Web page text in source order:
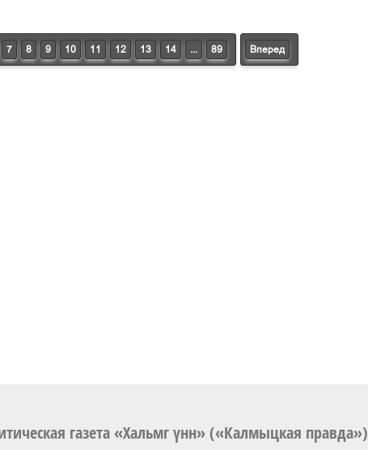
7 8 9 10 11 12 13 14 ... 89 Вперед
газета «Хальмг үнн» («Калмыцкая правда»)